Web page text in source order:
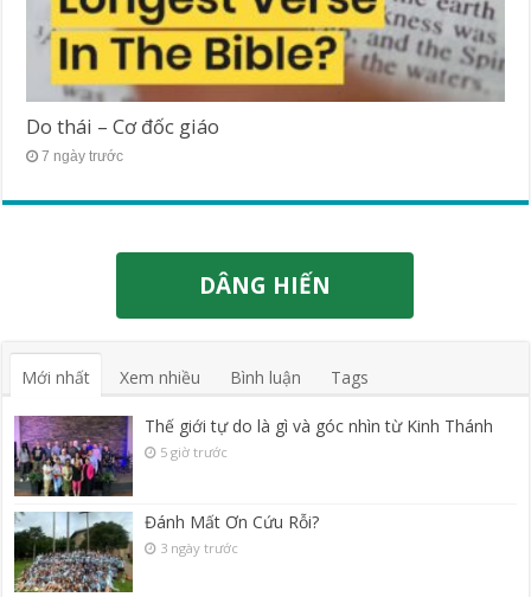
Do thái – Cơ đốc giáo
7 ngày trước
DÂNG HIẾN
Mới nhất Xem nhiều Bình luận Tags
Thế giới tự do là gì và góc nhìn từ Kinh Thánh
5 giờ trước
Đánh Mất Ơn Cứu Rỗi?
3 ngày trước